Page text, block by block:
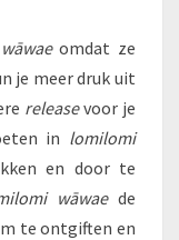
omdat ze
je meer druk uit
releasevoor je
in lomilomi
en door te
wāwaede
te ontgiften en